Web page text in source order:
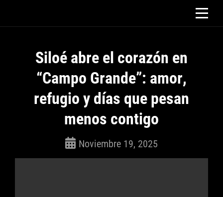
Siloé abre el corazón en
“Campo Grande”: amor,
refugio y días que pesan
menos contigo
Noviembre 19, 2025